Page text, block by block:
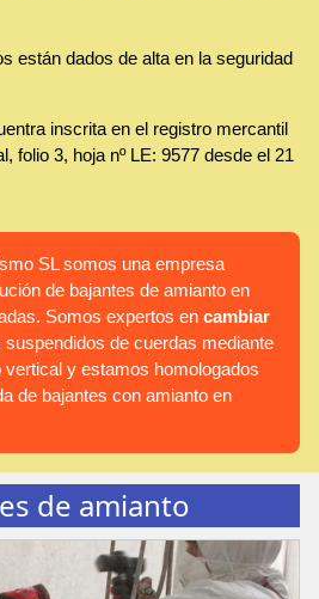
están dados de alta en la seguridad
inscrita en el registro mercantil
folio 3, hoja nº LE: 9577 desde el 21
SL somos una empresa
de bajantes de amianto en
Somos expertos en cambiar
suspendidos de cuerdas mediante
y estamos homologados
de bajantes con amianto en
de amianto